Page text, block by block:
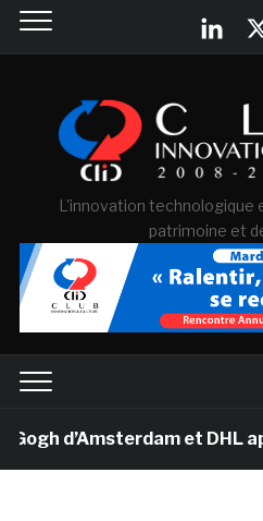
L'innovation technologique
patrimoine et
d’Amsterdam et DHL